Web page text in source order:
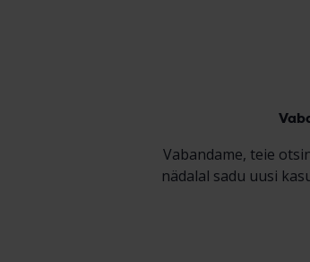
Vabandame, teie
nädalal sadu uusi